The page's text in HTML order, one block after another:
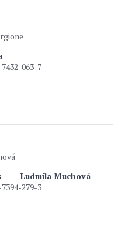
063-7
- Ludmila Muchová
279-3